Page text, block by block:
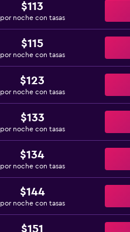
$113
por noche con tasas
$115
por noche con tasas
$123
por noche con tasas
$133
por noche con tasas
$134
por noche con tasas
$144
por noche con tasas
$151